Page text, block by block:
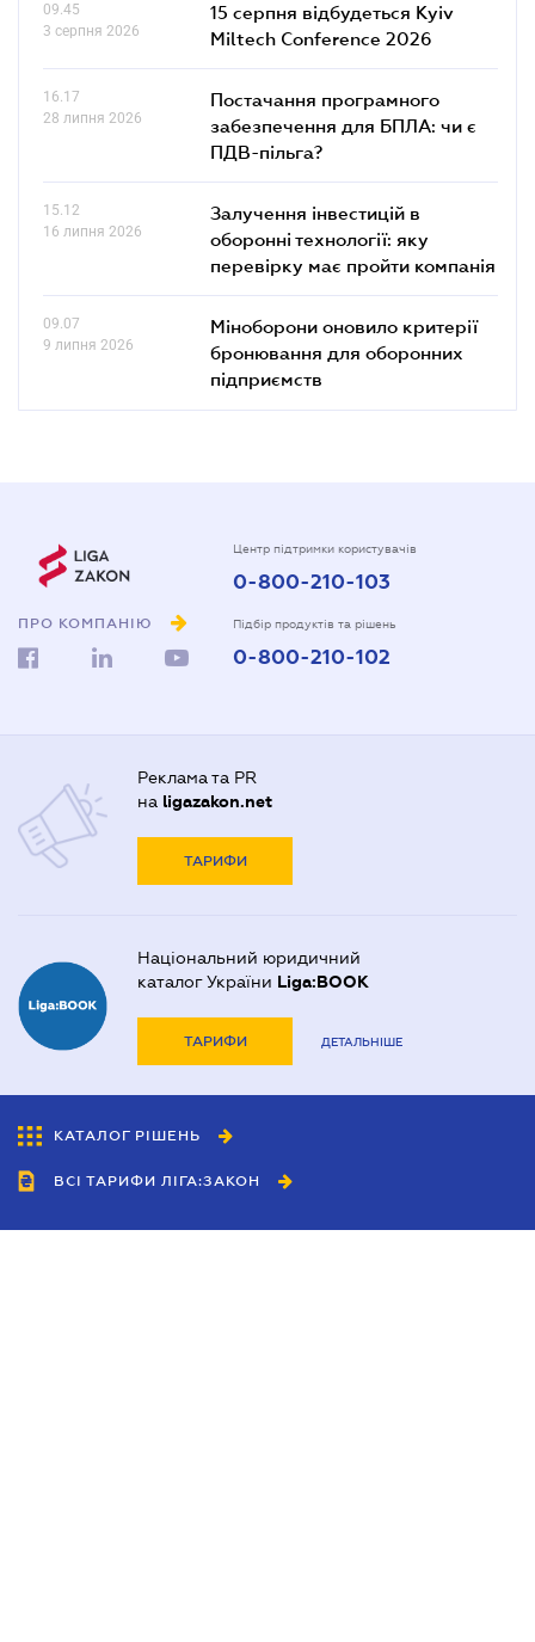
09.45
3 серпня 2026
15 серпня відбудеться Kyiv
Miltech Conference 2026
16.17
28 липня 2026
Постачання програмного
забезпечення для БПЛА: чи є
ПДВ-пільга?
15.12
16 липня 2026
Залучення інвестицій в
оборонні технології: яку
перевірку має пройти компанія
09.07
9 липня 2026
Міноборони оновило критерії
бронювання для оборонних
підприємств
ПРО КОМПАНІЮ
Центр підтримки користувачів
0-800-210-103
Підбір продуктів та рішень
0-800-210-102
Реклама та PR
на ligazakon.net
ТАРИФИ
Національний юридичний
каталог України Liga:BOOK
ТАРИФИ ДЕТАЛЬНІШЕ
КАТАЛОГ РІШЕНЬ
ВСІ ТАРИФИ ЛІГА:ЗАКОН